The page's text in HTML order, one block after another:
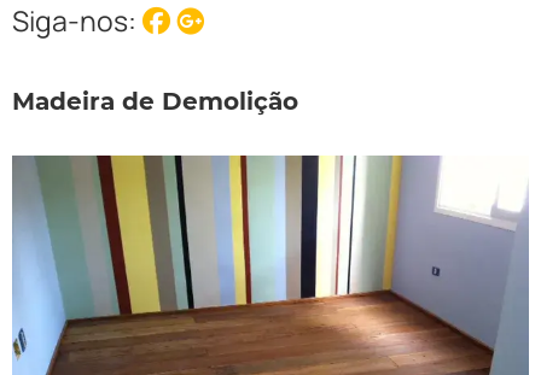
Siga-nos:
Madeira de Demolição